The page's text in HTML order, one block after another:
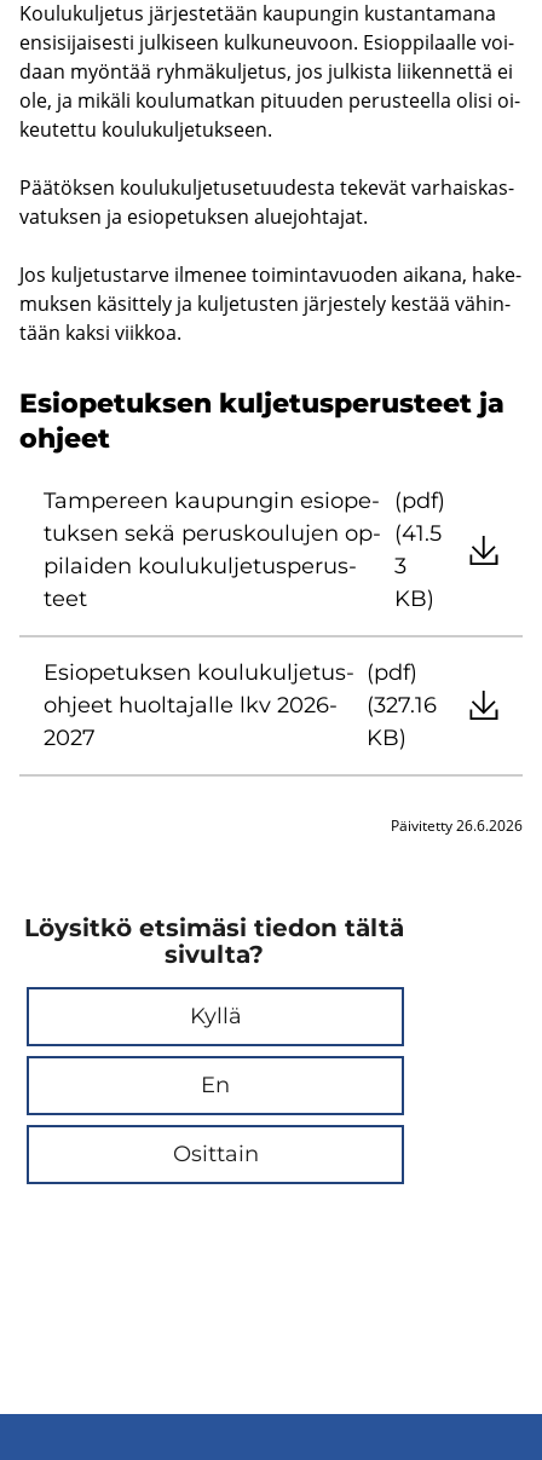
Kou­lu­kul­je­tus jär­jes­te­tään kau­pun­gin kus­tan­ta­ma­na
en­si­si­jai­ses­ti jul­ki­seen kul­ku­neu­voon. Esiop­pi­laal­le voi­
daan myön­tää ryh­mä­kul­je­tus, jos jul­kis­ta lii­ken­net­tä ei
ole, ja mi­kä­li kou­lu­mat­kan pi­tuu­den pe­rus­teel­la olisi oi­
keu­tet­tu kou­lu­kul­je­tuk­seen.
Pää­tök­sen kou­lu­kul­je­tuse­tuu­des­ta te­ke­vät var­hais­kas­
va­tuk­sen ja esio­pe­tuk­sen alue­joh­ta­jat.
Jos kul­je­tus­tar­ve il­me­nee toi­min­ta­vuo­den ai­ka­na, ha­ke­
muk­sen kä­sit­te­ly ja kul­je­tus­ten jär­jes­te­ly kes­tää vä­hin­
tään kaksi viik­koa.
Esio­pe­tuk­sen kul­je­tus­pe­rus­teet ja
oh­jeet
Tam­pe­reen kau­pun­gin esio­pe­
tuk­sen sekä pe­rus­kou­lu­jen op­
pi­lai­den kou­lu­kul­je­tus­pe­rus­
teet
(pdf)
(41.5
3
KB)
Esio­pe­tuk­sen kou­lu­kul­je­tus­
oh­jeet huol­ta­jal­le lkv 2026-
2027
(pdf)
(327.16
KB)
Päivitetty 26.6.2026
Löysitkö etsimäsi tiedon tältä
sivulta?
Kyllä
En
Osittain